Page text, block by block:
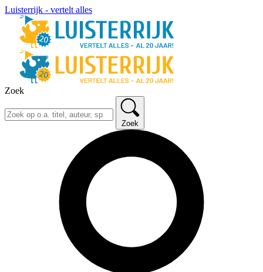
Luisterrijk - vertelt alles
Zoek
Zoek